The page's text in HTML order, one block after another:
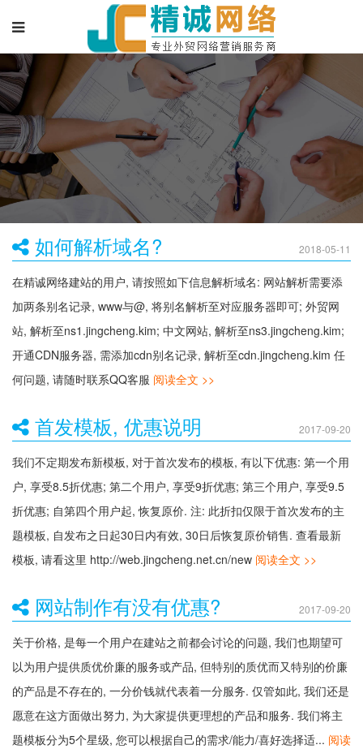
如何解析域名? 2018-05-11
在精诚网络建站的用户, 请按照如下信息解析域名: 网站解析需要添
加两条别名记录, www与@, 将别名解析至对应服务器即可; 外贸网
站, 解析至ns1.jingcheng.kim; 中文网站, 解析至ns3.jingcheng.kim;
开通CDN服务器, 需添加cdn别名记录, 解析至cdn.jingcheng.kim 任
何问题, 请随时联系QQ客服 阅读全文 >>
首发模板, 优惠说明 2017-09-20
我们不定期发布新模板, 对于首次发布的模板, 有以下优惠: 第一个用
户, 享受8.5折优惠; 第二个用户, 享受9折优惠; 第三个用户, 享受9.5
折优惠; 自第四个用户起, 恢复原价. 注: 此折扣仅限于首次发布的主
题模板, 自发布之日起30日内有效, 30日后恢复原价销售. 查看最新
模板, 请看这里 http://web.jingcheng.net.cn/new 阅读全文 >>
网站制作有没有优惠? 2017-09-20
关于价格, 是每一个用户在建站之前都会讨论的问题, 我们也期望可
以为用户提供质优价廉的服务或产品, 但特别的质优而又特别的价廉
的产品是不存在的, 一分价钱就代表着一分服务. 仅管如此, 我们还是
愿意在这方面做出努力, 为大家提供更理想的产品和服务. 我们将主
题模板分为5个星级, 您可以根据自己的需求/能力/喜好选择适... 阅读